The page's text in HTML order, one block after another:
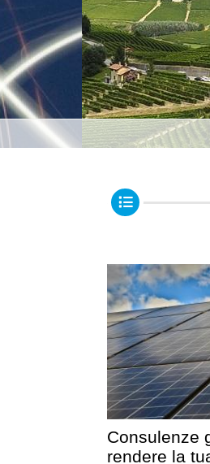
Consulenze
rendere la